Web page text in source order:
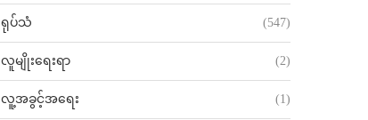
ရုပ်သံ (547)
လူမျိုးရေးရာ (2)
လူ့အခွင့်အရေး (1)